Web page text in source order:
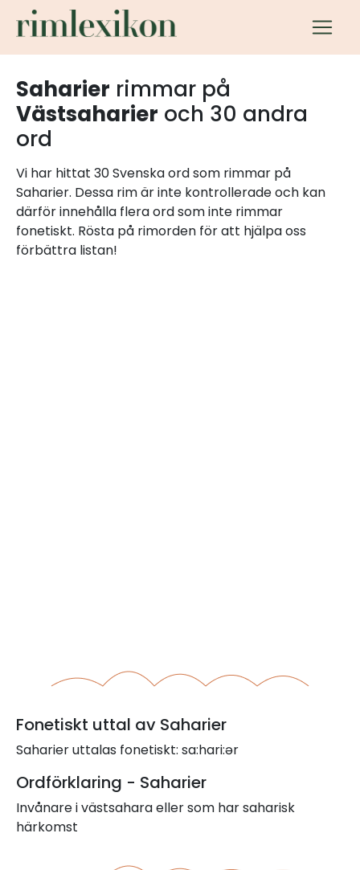
Saharier rimmar på
Västsaharier och 30 andra
ord
Vi har hittat 30 Svenska ord som rimmar på
Saharier. Dessa rim är inte kontrollerade och kan
därför innehålla flera ord som inte rimmar
fonetiskt. Rösta på rimorden för att hjälpa oss
förbättra listan!
Fonetiskt uttal av Saharier
Saharier uttalas fonetiskt: sa:hari:ər
Ordförklaring - Saharier
Invånare i västsahara eller som har saharisk
härkomst